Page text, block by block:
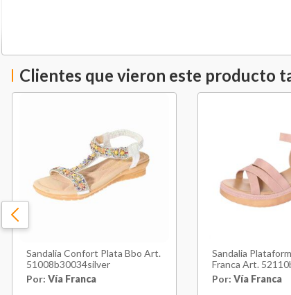
Clientes que vieron este producto
Sandalia Confort Plata Bbo Art.
51008b30034silver
Por: Vía Franca
Sandalia
Franca Art.
Por: Vía Franca